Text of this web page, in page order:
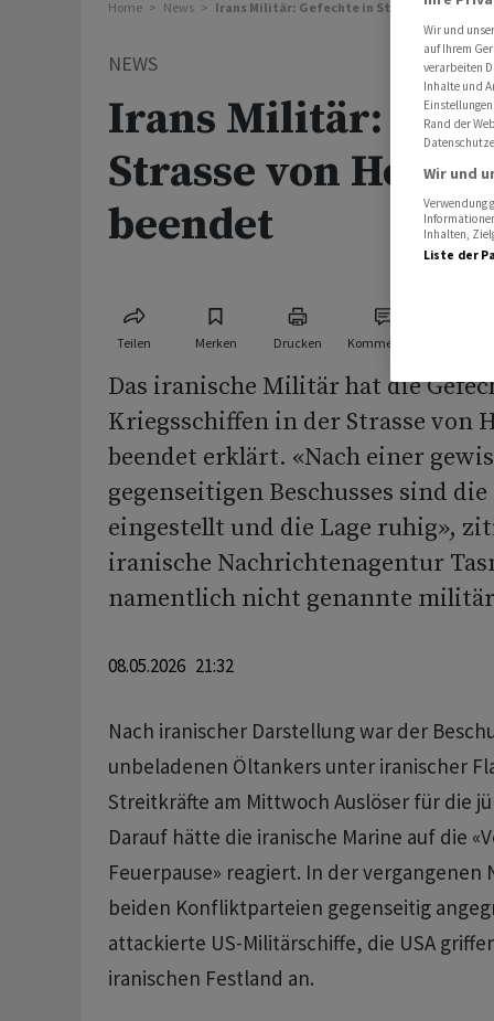
Home News Irans Militär: Gefechte in Strasse von
NEWS
Irans Militär:
Strasse von
beendet
Teilen Merken Drucken Kommentare
Das iranische Militär hat die
Kriegsschiffen in der Strasse von
beendet erklärt. «Nach einer
gegenseitigen Beschusses sind
eingestellt und die Lage ruhig»,
iranische Nachrichtenagentur
namentlich nicht genannte
08.05.2026 21:32
Nach iranischer Darstellung war der
unbeladenen Öltankers unter iranischer
Streitkräfte am Mittwoch Auslöser für die
Darauf hätte die iranische Marine auf die
Feuerpause» reagiert. In der vergangenen
beiden Konfliktparteien gegenseitig
attackierte US-Militärschiffe, die USA
iranischen Festland an.
Wir und
auf Ihrem
verarbeiten
Inhalte und
Rand der
Wir und
Verwendung
Inhalten,
Liste der